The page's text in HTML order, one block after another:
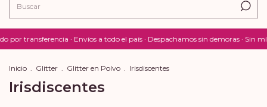
transferencia · Envíos a todo el país · Despachamos sin demoras · Sin
Inicio . Glitter . Glitter en Polvo . Irisdiscentes
Irisdiscentes